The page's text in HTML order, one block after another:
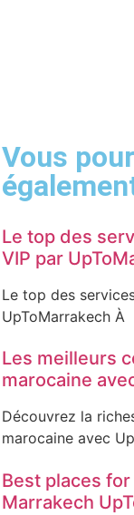
Vous
Le top des
VIP par
Le top des
UpToMarrakech À
Les meilleurs
marocaine
Découvrez la
marocaine avec
Best places
Marrakech